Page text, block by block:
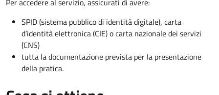
SPID (sistema pubblico di identità digitale), carta
d’identità elettronica (CIE) o carta nazionale dei servizi
(CNS)
tutta la documentazione prevista per la presentazione
della pratica.